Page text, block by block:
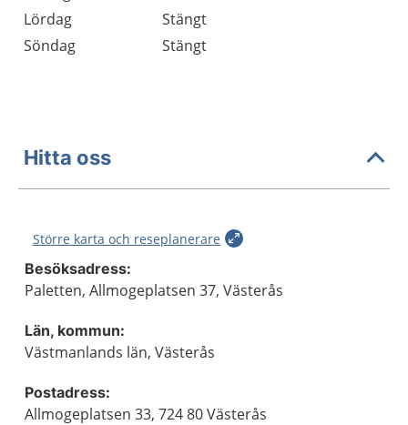
Lördag
Stängt
Söndag
Stängt
Hitta oss
Större karta och reseplanerare
Besöksadress:
Paletten, Allmogeplatsen 37, Västerås
Län, kommun:
Västmanlands län, Västerås
Postadress:
Allmogeplatsen 33, 724 80 Västerås